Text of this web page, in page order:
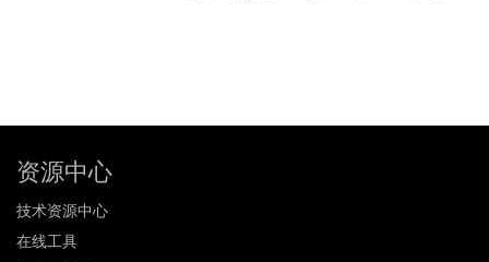
资源中心
技术资源中心
在线工具